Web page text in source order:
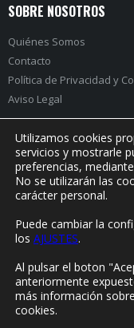
SOBRE NOSOTROS
Quiénes Somos
Contacto
Política de Privacidad y
Aviso Legal
PRÓXIMO EVENTO:
© Yorokonde 2020.
Utilizamos cookies
servicios y mostrarle
preferencias,
No se utilizarán las
carácter personal.
Puede cambiar la
los AJUSTES.
Al pulsar el boton
anteriormente
más información
cookies.